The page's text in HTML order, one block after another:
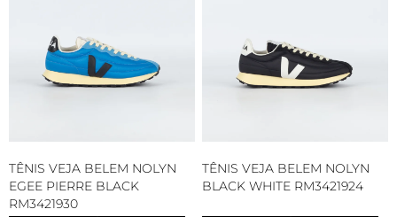
TÊNIS VEJA BELEM NOLYN
EGEE PIERRE BLACK
RM3421930
TÊNIS VEJA BELEM NOLYN
BLACK WHITE RM3421924